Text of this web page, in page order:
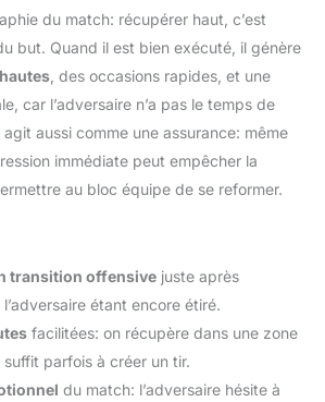
du match: récupérer haut, c’est
but. Quand il est bien exécuté, il génère
, des occasions rapides, et une
car l’adversaire n’a pas le temps de
aussi comme une assurance: même
immédiate peut empêcher la
au bloc équipe de se reformer.
transition offensive juste après
étant encore étiré.
facilitées: on récupère dans une zone
suffit parfois à créer un tir.
du match: l’adversaire hésite à